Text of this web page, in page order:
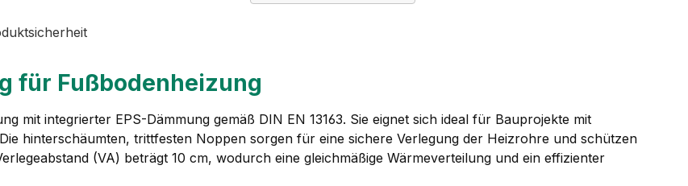
für Fußbodenheizung
mit integrierter EPS-Dämmung gemäß DIN EN 13163. Sie eignet sich ideal für Bauprojekte mit
hinterschäumten, trittfesten Noppen sorgen für eine sichere Verlegung der Heizrohre und schützen
(VA) beträgt 10 cm, wodurch eine gleichmäßige Wärmeverteilung und ein effizienter